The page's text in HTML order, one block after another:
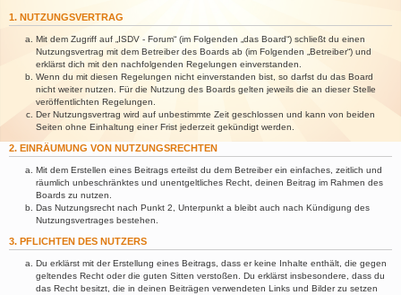
1. NUTZUNGSVERTRAG
Mit dem Zugriff auf „ISDV - Forum“ (im Folgenden „das Board“) schließt du einen
Nutzungsvertrag mit dem Betreiber des Boards ab (im Folgenden „Betreiber“) und
erklärst dich mit den nachfolgenden Regelungen einverstanden.
Wenn du mit diesen Regelungen nicht einverstanden bist, so darfst du das Board
nicht weiter nutzen. Für die Nutzung des Boards gelten jeweils die an dieser Stelle
veröffentlichten Regelungen.
Der Nutzungsvertrag wird auf unbestimmte Zeit geschlossen und kann von beiden
Seiten ohne Einhaltung einer Frist jederzeit gekündigt werden.
2. EINRÄUMUNG VON NUTZUNGSRECHTEN
Mit dem Erstellen eines Beitrags erteilst du dem Betreiber ein einfaches, zeitlich und
räumlich unbeschränktes und unentgeltliches Recht, deinen Beitrag im Rahmen des
Boards zu nutzen.
Das Nutzungsrecht nach Punkt 2, Unterpunkt a bleibt auch nach Kündigung des
Nutzungsvertrages bestehen.
3. PFLICHTEN DES NUTZERS
Du erklärst mit der Erstellung eines Beitrags, dass er keine Inhalte enthält, die gegen
geltendes Recht oder die guten Sitten verstoßen. Du erklärst insbesondere, dass du
das Recht besitzt, die in deinen Beiträgen verwendeten Links und Bilder zu setzen